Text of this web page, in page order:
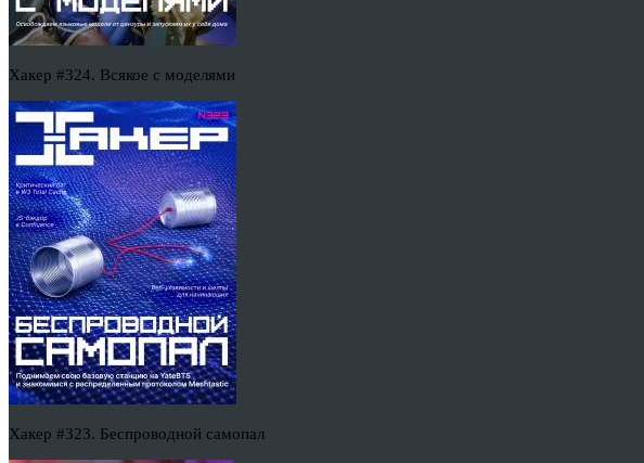
Хакер #324. Всякое с моделями
Хакер #323. Беспроводной самопал